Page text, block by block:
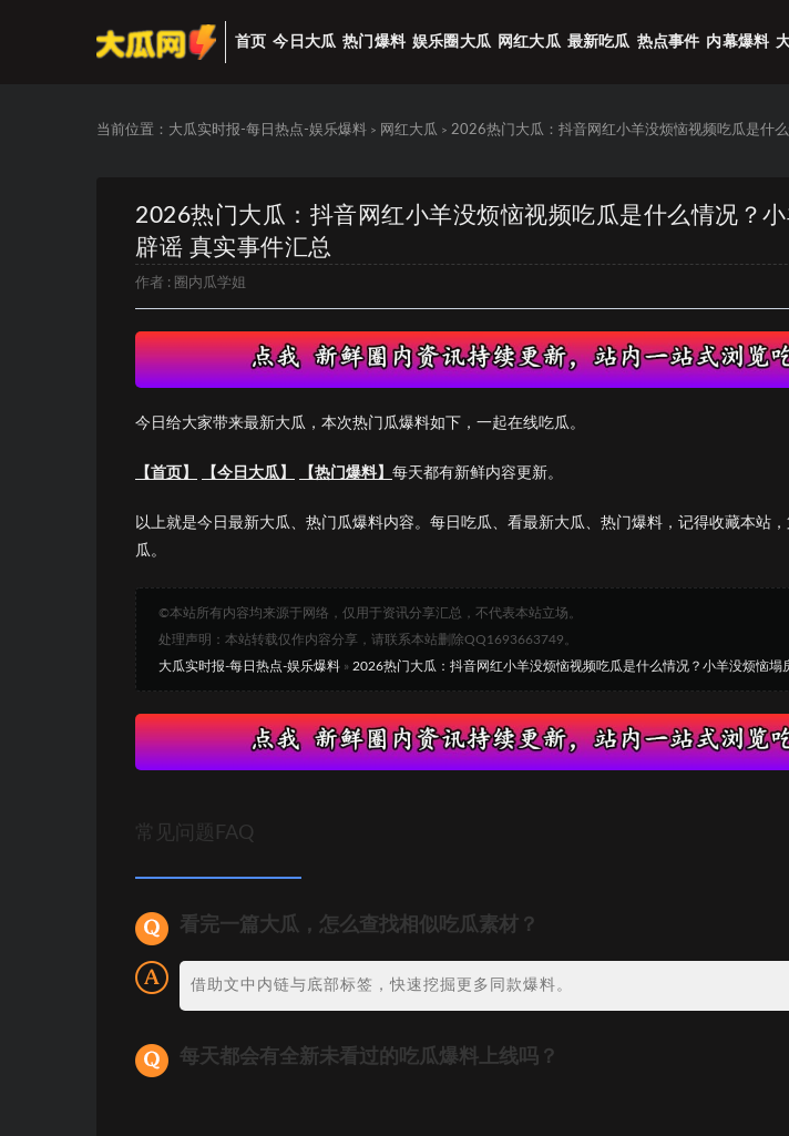
首页 今日大瓜 热门爆料 娱乐圈大瓜 网红大瓜 最新吃瓜 热点事件 内幕爆料
当前位置： 大瓜实时报-每日热点-娱乐爆料 > 网红大瓜 > 2026热门大瓜：抖音网红小羊没烦恼视频吃瓜是什
2026热门大瓜：抖音网红小羊没烦恼视频吃瓜是什么情况？
辟谣 真实事件汇总
作者 : 圈内瓜学姐
今日给大家带来最新大瓜，本次热门瓜爆料如下，一起在线吃瓜。
【首页】 【今日大瓜】 【热门爆料】 每天都有新鲜内容更新。
以上就是今日最新大瓜、热门瓜爆料内容。每日吃瓜、看最新大瓜、热门爆料，记得收藏本站
瓜。
©本站所有内容均来源于网络，仅用于资讯分享汇总，不代表本站立场。
处理声明：本站转载仅作内容分享，请联系本站删除QQ1693663749。
大瓜实时报-每日热点-娱乐爆料 » 2026热门大瓜：抖音网红小羊没烦恼视频吃瓜是什么情况？小羊没烦恼塌
常见问题FAQ
看完一篇大瓜，怎么查找相似吃瓜素材？
借助文中内链与底部标签，快速挖掘更多同款爆料。
每天都会有全新未看过的吃瓜爆料上线吗？